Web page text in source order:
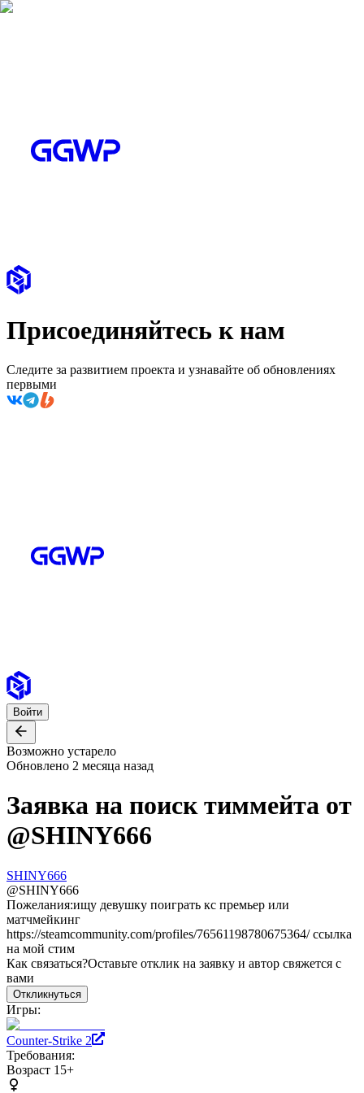
Присоединяйтесь к нам
Следите за развитием проекта и узнавайте об обновлениях
первыми
Войти
Возможно устарело
Обновлено 2 месяца назад
Заявка на поиск тиммейта от
@SHINY666
SHINY666
@SHINY666
Пожелания:ищу девушку поиграть кс премьер или
матчмейкинг
https://steamcommunity.com/profiles/76561198780675364/ ссылка
на мой стим
Как связаться?Оставьте отклик на заявку и автор свяжется с
вами
Откликнуться
Игры:
Counter-Strike 2
Требования:
Возраст 15+